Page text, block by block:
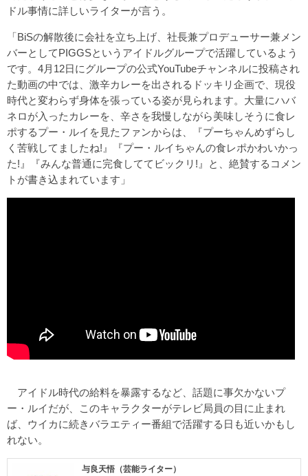
ドル事情に詳しいライターが言う。
「BiSの解散後に会社を立ち上げ、社長兼プロデューサー兼メン
バーとしてPIGGSというアイドルグループで活躍しているよう
です。4月12日にグループの公式YouTubeチャンネルに投稿され
た動画の中では、激辛カレーを出されるドッキリ企画で、現役
時代と変わらず身体を張っている姿が見られます。大量にハバ
ネロが入ったカレーを、辛さを我慢しながら美味しそうに食レ
ポするプー・ルイを見たファンからは、『プーちゃんめずらし
く苦戦してましたね!』『プー・ルイちゃんの食レポかわいかっ
た!』『みんな普通に完食しててビックリ!』と、絶賛するコメン
トが書き込まれています」
アイドル時代の給料を暴露するなど、話題に事欠かないプ
ー・ルイだが、このキャラクターがテレビ局員の目に止まれ
ば、ウイカに続きバラエティー番組で活躍する日も近いかもし
れない。
与良天悟（芸能ライター）